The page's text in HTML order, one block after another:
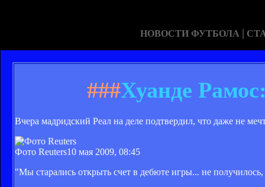
НОВОСТИ ФУТБОЛА |
###Хуанде
Вчера мадридский Реал на деле подтвердил, что даже не
Фото Reuters10 мая 2009, 08:45
"Мы старались открыть счет в дебюте игры... не